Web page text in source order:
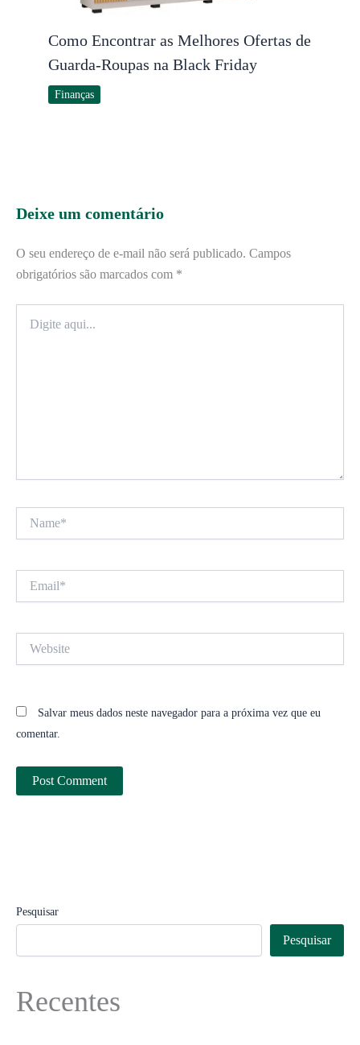
Como Encontrar as Melhores Ofertas de
Guarda-Roupas na Black Friday
Finanças
Deixe um comentário
O seu endereço de e-mail não será publicado. Campos
obrigatórios são marcados com *
aqui...
Salvar meus dados neste navegador para a próxima vez que eu
comentar.
Pesquisar
Pesquisar
Recentes